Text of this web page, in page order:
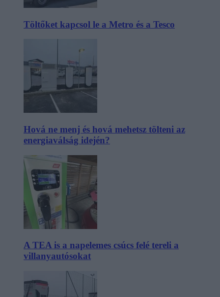
Töltőket kapcsol le a Metro és a Tesco
Hová ne menj és hová mehetsz tölteni az
energiaválság idején?
A TEA is a napelemes csúcs felé tereli a
villanyautósokat